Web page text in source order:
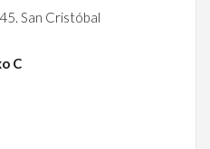
San Cristóbal
C